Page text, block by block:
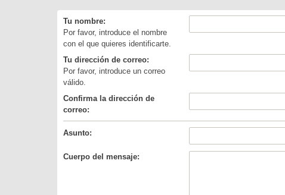
Tu nombre:
Por favor, introduce el nombre
con el que quieres identificarte.
Tu dirección de correo:
Por favor, introduce un correo
válido.
Confirma la dirección de
correo:
Asunto:
Cuerpo del mensaje: